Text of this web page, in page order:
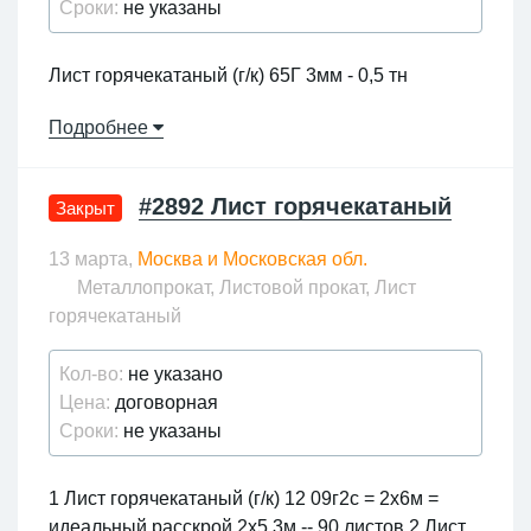
8. Балка 25Б1 1,542т. (5шт. х 12м)
Сроки: не указаны
Лист горячекатаный (г/к) 65Г 3мм - 0,5 тн
8-912-316-06-80; chelstal@list.ru
Подробнее
Закрыт #2892 Лист горячекатаный
13 марта, Москва и Московская обл.
Металлопрокат, Листовой прокат, Лист
горячекатаный
Кол-во: не указано
Цена: договорная
Сроки: не указаны
1 Лист горячекатаный (г/к) 12 09г2с = 2х6м =
идеальный расскрой 2х5.3м -- 90 листов 2 Лист